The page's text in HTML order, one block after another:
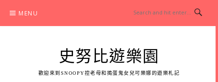
content
MENU
史努比遊樂園
歡迎來到SNOOPY控老母和搗蛋鬼女兒可樂娜的遊樂札記